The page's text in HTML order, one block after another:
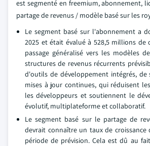
est segmenté en freemium, abonnement,
partage de revenus / modèle basé sur les
Le segment basé sur l'abonnement a
2025 et était évalué à 528,5 millions de
passage généralisé vers les modèles
structures de revenus récurrents
d'outils de développement intégrés, de
mises à jour continues, qui réduisent
les développeurs et soutiennent le
évolutif, multiplateforme et collaboratif.
Le segment basé sur le partage de
devrait connaître un taux de croissance
période de prévision. Cela est dû au